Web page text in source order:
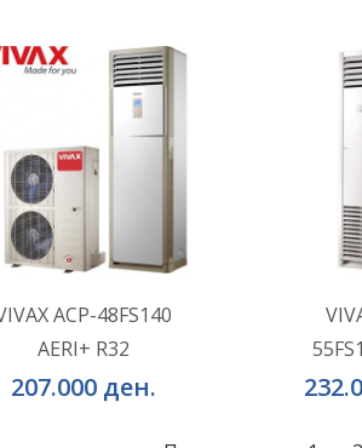
ACP-48FS140
AERI+ R32
207.000 ден.
ВО КОШНИЧКА
Додај во желби
Додај за споредба
ВО
Додај